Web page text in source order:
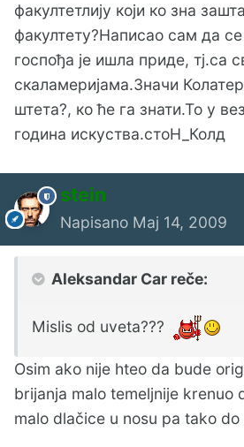
факултетлију који ко зна
факултету?Написао сам да
госпођа је ишла приде, тј.са
скаламеријама.Значи
штета?, ко ће га знати.То у
година искуства.стоН_Колд
stein
Napisano Maj 14, 2009
Aleksandar Car reče:
Mislis od uveta???
Osim ako nije hteo da bude
brijanja malo temeljnije krenuo
malo dlačice u nosu pa tako